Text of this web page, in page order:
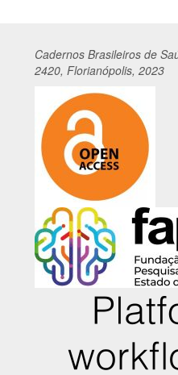
Cadernos Brasileiros de
2420, Florianópolis, 2023